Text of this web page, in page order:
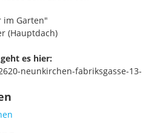
sind in Zusammenarbeit mit
Begrünungsmaßnahmen
eineextensive Dachbegrünung
geht mit der Zeit – und das so
im Garten"
(Hauptdach)
es hier:
neunkirchen-fabriksgasse-13-